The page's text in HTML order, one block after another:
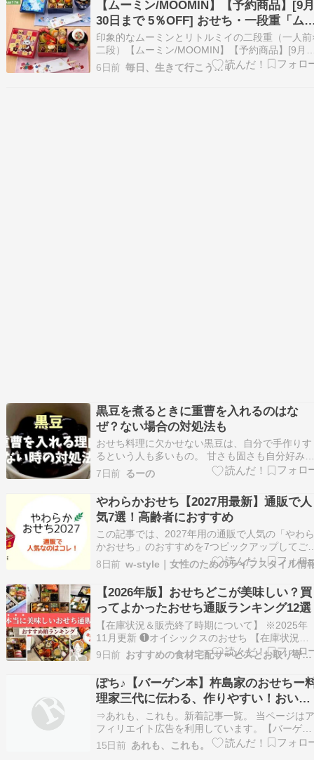
【ムーミン/MOOMIN】【予約商品】[9
30日まで 5％OFF] おせち・一段重「ム
ミン」(2セット):最中お吸い物2個付き
印象的なムーミンとリトルミイの二段重（一人前
二段）【ムーミン/MOOMIN】【予約商品】[9月
日まで 5％OFF] おせち・一段重「ムーミン」(2
ット):最中お吸い物2個付き特別価格￥ 22,704
6日前 毎日、生きて行こう…！
黒豆を煮るときに重曹を入れるのはな
ぜ？ない場合の対処法も
おせち料理に欠かせない黒豆は、自分で手作りす
るという人も多いもの。 甘さも固さも自分好み
調整できるのが手作りのいいところです。 黒豆
レシピを見ると、必ずといっていいほど「重曹で
煮る」と書いてあります。 黒豆を煮るときに重
を入れるのはなぜでしょうか？ 重曹がないと黒
は作れな…
7日前 るーの
やわらかおせち【2027用最新】通販で人
気7選！高齢者におすすめ
この記事では、2027年用の通販で人気の「やわ
かおせち」のおすすめを7つピックアップしてご
介します。 「やわらかおせち」とは、咀嚼が弱
なってきたお年寄りでも食べやすいように、柔ら
かく調理されたおせち料理のこと。 通 […]
8日前 w-style｜女性のためのライフスタイル情
【2026年版】おせちどこが美味しい？買
ってよかったおせち通販ランキング12選
【在庫状況＆販売終了時期について】 ※2025年
11月更新 ❶オイシックスのおせち 【在庫状況：
△ 残りわずか】 【販売終了日：売切れ次第終了
❷匠本舗のおせち 【在庫状況：△ 残りわずか】
【販売終了日：売切れ次第終了】 ❸婦人画報の
せち 【在庫状況：△ 残りわずか】 【…
9日前 おすすめの食材宅配サービスとお取り寄せ通販レポ｜いえDELI
ぽち♪【バーゲン本】杵島家のおせちー
理家三代に伝わる、作りやすい！おいし
い！ （ei cooking） [ 杵島 直美 他 ]楽天
ブックス
⇒あれも、これも。新着記事一覧。​​ 当ページは
フィリエイト広告を利用しています。​​​​【バーゲン
本】杵島家のおせちー料理家三代に伝わる、作り
やすい！おいしい！ （ei cooking） [ 杵島 直美
15日前 あれも、これも。